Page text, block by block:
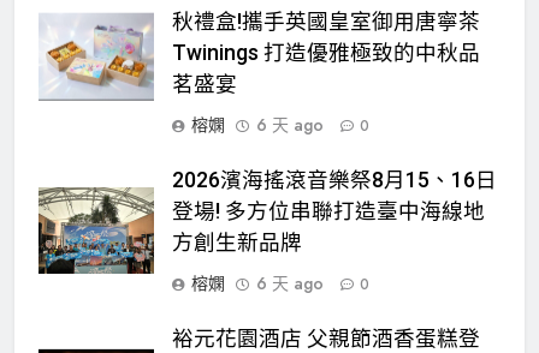
秋禮盒!攜手英國皇室御用唐寧茶
Twinings 打造優雅極致的中秋品
茗盛宴
榕嫻
6 天 ago 0
2026濱海搖滾音樂祭8月15、16日
登場! 多方位串聯打造臺中海線地
方創生新品牌
榕嫻
6 天 ago 0
裕元花園酒店 父親節酒香蛋糕登